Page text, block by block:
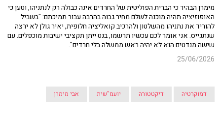
מימרן הבהיר כי הברית הפוליטית של החרדים אינה כבולה רק לנתניהו, וטען כי
האופוזיציה תהיה מוכנה לשלם מחיר גבוה בהרבה עבור תמיכתם: "בשביל
להוריד את נתניהו מהשלטון ולהרכיב קואליציה חלופית, יאיר גולן לא ירצה
שנתגייס. אני אומר לכם עכשיו תרשמו, בנט ייתן תקציבי ישיבות מוכפלים. עם
שישה מנדטים הוא לא יהיה ראש ממשלה בלי חרדים".
25/06/2026
דמוקרטיה דיקטטורה יועמ"שית אבי מימרן